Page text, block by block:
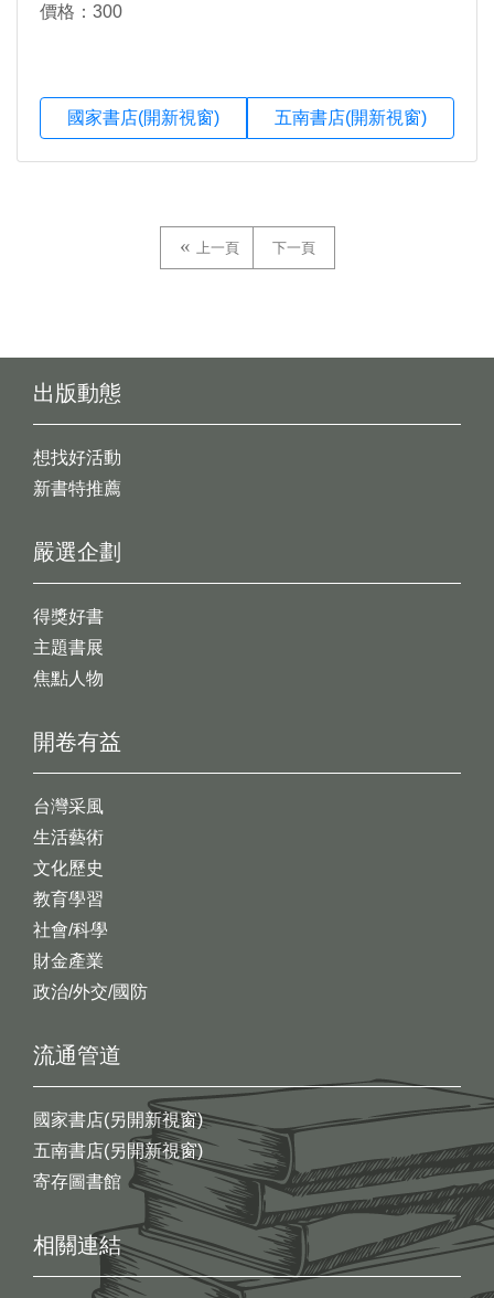
價格：300
國家書店(開新視窗) 五南書店(開新視窗)
上一頁 下一頁
出版動態
想找好活動
新書特推薦
開卷有益
台灣采風
生活藝術
文化歷史
教育學習
社會/科學
財金產業
政治/外交/國防
嚴選企劃
得獎好書
主題書展
焦點人物
流通管道
國家書店(另開新視窗)
五南書店(另開新視窗)
寄存圖書館
相關連結